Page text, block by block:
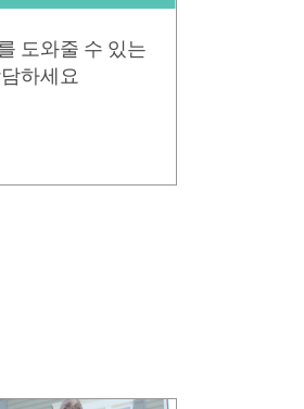
도와줄 수 있는
하세요